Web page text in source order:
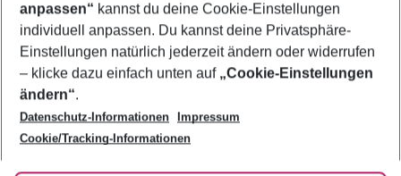
Footer
Footer navigation
Über uns
AGB
Bestpreisgarantie
Cookie-Einstellungen ändern
Cookie-Richtlinie
Agenturbetreuung
Barrierefreies Reisen
Folge uns
anpassen“ kannst du deine Cookie-Einstellungen
individuell anpassen. Du kannst deine Privatsphäre-
Einstellungen natürlich jederzeit ändern oder widerrufen
– klicke dazu einfach unten auf „Cookie-Einstellungen
ändern“.
Datenschutz-Informationen
Impressum
Cookie/Tracking-Informationen